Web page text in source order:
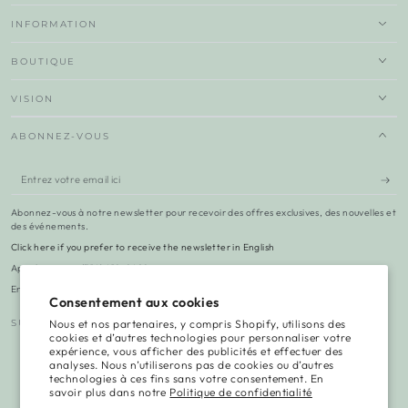
Consentement aux cookies
Nous et nos partenaires, y compris Shopify, utilisons des
cookies et d’autres technologies pour personnaliser votre
expérience, vous afficher des publicités et effectuer des
analyses. Nous n’utiliserons pas de cookies ou d’autres
technologies à ces fins sans votre consentement. En
savoir plus dans notre Politique de confidentialité
INFORMATION
BOUTIQUE
VISION
ABONNEZ-VOUS
Entrez
email
ici
Abonnez-vous à notre newsletter pour recevoir des offres exclusives, des nouvelles et
des événements.
Click here if you prefer to receive the newsletter in English
Appelez-nous : (514) 418-8498
Envoyez-nous un e-mail : hello@vgambiome.com
SUIVEZ-NOUS
FacebookInstagram
TikTok LinkedInYouTube
Langue
Français